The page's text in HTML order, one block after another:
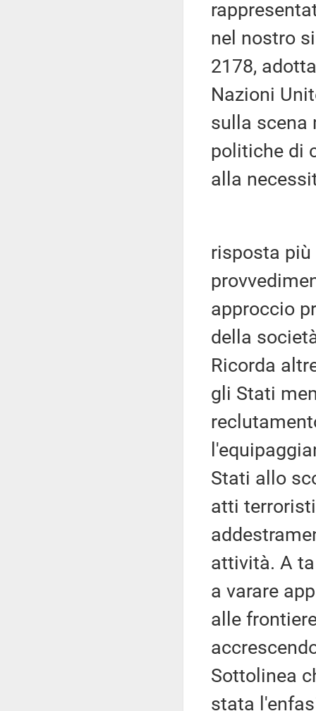
nel nostro
2178,
Nazioni
sulla
politiche di
alla
risposta
approccio
della
Ricorda
gli Stati
Stati allo
atti
attività. A
a varare
alle
Sottolinea
stata